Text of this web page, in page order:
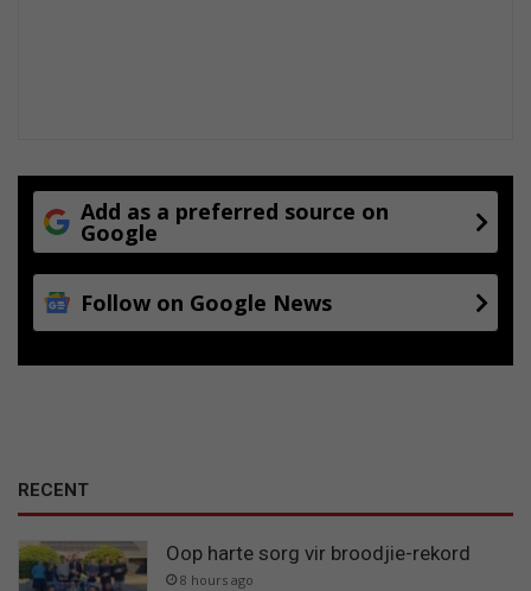
Add as a preferred source on
Google
Follow on Google News
RECENT
Oop harte sorg vir broodjie-rekord
8 hours ago